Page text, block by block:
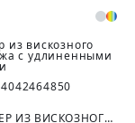
4042464850
ДЖЕМПЕР ИЗ ВИСКОЗНОГО ТРИКОТАЖА С УДЛИНЕННЫМИ МАНЖЕТАМИ